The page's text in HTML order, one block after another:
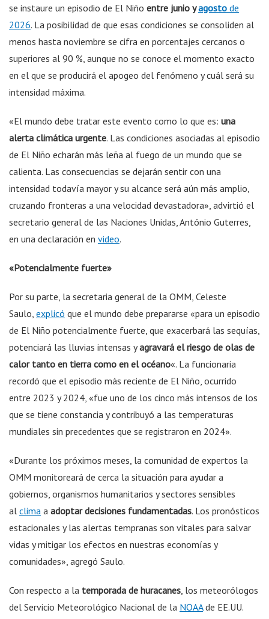
se instaure un episodio de El Niño entre junio yagosto de
2026. La posibilidad de que esas condiciones se consoliden al
menos hasta noviembre se cifra en porcentajes cercanos o
superiores al 90 %, aunque no se conoce el momento exacto
en el que se producirá el apogeo del fenómeno y cuál será su
intensidad máxima.
«El mundo debe tratar este evento como lo que es: una
alerta climática urgente. Las condiciones asociadas al episodio
de El Niño echarán más leña al fuego de un mundo que se
calienta. Las consecuencias se dejarán sentir con una
intensidad todavía mayor y su alcance será aún más amplio,
cruzando fronteras a una velocidad devastadora», advirtió el
secretario general de las Naciones Unidas, António Guterres,
en una declaración en video.
«Potencialmente fuerte»
Por su parte, la secretaria general de la OMM, Celeste
Saulo, explicó que el mundo debe prepararse «para un episodio
de El Niño potencialmente fuerte, que exacerbará las sequías,
potenciará las lluvias intensas yagravará el riesgo de olas de
calor tanto en tierra como en el océano«. La funcionaria
recordó que el episodio más reciente de El Niño, ocurrido
entre 2023 y 2024, «fue uno de los cinco más intensos de los
que se tiene constancia y contribuyó a las temperaturas
mundiales sin precedentes que se registraron en 2024».
«Durante los próximos meses, la comunidad de expertos la
OMM monitoreará de cerca la situación para ayudar a
gobiernos, organismos humanitarios y sectores sensibles
al clima a adoptar decisiones fundamentadas. Los pronósticos
estacionales y las alertas tempranas son vitales para salvar
vidas y mitigar los efectos en nuestras economías y
comunidades», agregó Saulo.
Con respecto a la temporada de huracanes , los meteorólogos
del Servicio Meteorológico Nacional de la NOAAde EE.UU.